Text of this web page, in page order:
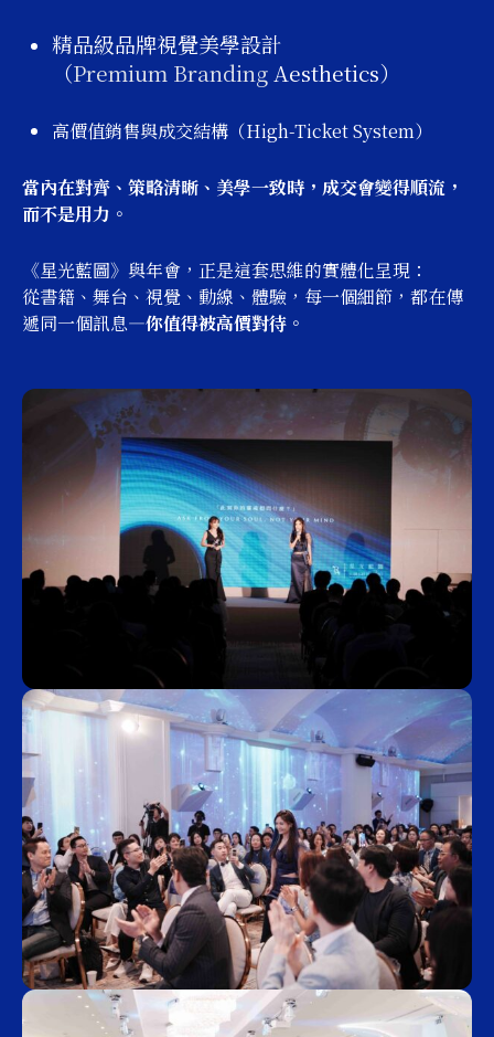
精品級品牌視覺美學設計
（Premium Branding Aesthetics）
高價值銷售與成交結構（High-Ticket System）
當內在對齊、策略清晰、美學一致時，成交會變得順流，
而不是用力。
《星光藍圖》與年會，正是這套思維的實體化呈現：
從書籍、舞台、視覺、動線、體驗，每一個細節，都在傳
遞同一個訊息—你值得被高價對待。